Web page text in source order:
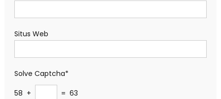
Situs Web
Solve Captcha*
58 +
= 63